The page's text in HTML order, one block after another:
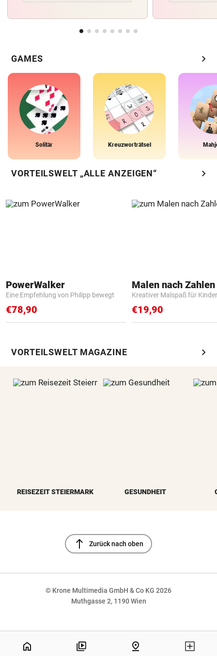
GAMES chevron_right
Solitär Kreuzworträtsel
VORTEILSWELT „ALLE ANZEIGEN“ chevron_right
PowerWalker
Eine Empfehlung von Philipp bewegt
€78,90
Kreativer Malspaß für Kinder
€19,90
VORTEILSWELT MAGAZINE chevron_right
REISEZEIT STEIERMARK GESUNDHEIT
north Zurück nach oben
© Krone Multimedia GmbH & Co KG 2026
Muthgasse 2, 1190 Wien
home pin_drop
NaN%